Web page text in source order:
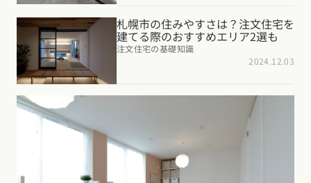
札幌市の住みやすさは？注文住宅を
建てる際のおすすめエリア2選も
注文住宅の基礎知識
2024.12.03